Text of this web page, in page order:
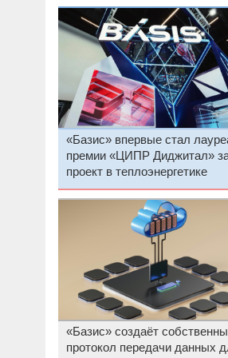
«Базис» впервые стал
премии «ЦИПР Диджитал»
проект в теплоэнергетике
«Базис» создаёт
протокол передачи данных